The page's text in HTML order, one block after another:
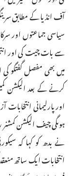
آف انڈیا کے مطابق
سیاسی جماعتوں اور
سے بات چیت کی اور
میں بھی مفصل گفتگو
کرنے کے بعد الیکشن
اورپارلیمانی
ہوںگی چیف الیکشن کمشنر
نے بدھ کو کہا کہ
انتخابات ایک ساتھ